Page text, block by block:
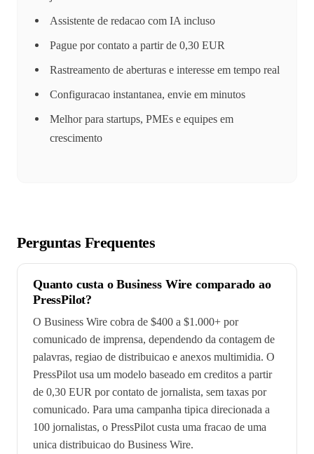
Assistente de redacao com IA incluso
Pague por contato a partir de 0,30 EUR
Rastreamento de aberturas e interesse em tempo real
Configuracao instantanea, envie em minutos
Melhor para startups, PMEs e equipes em
crescimento
Perguntas Frequentes
Quanto custa o Business Wire comparado ao
PressPilot?
O Business Wire cobra de $400 a $1.000+ por
comunicado de imprensa, dependendo da contagem de
palavras, regiao de distribuicao e anexos multimidia. O
PressPilot usa um modelo baseado em creditos a partir
de 0,30 EUR por contato de jornalista, sem taxas por
comunicado. Para uma campanha tipica direcionada a
100 jornalistas, o PressPilot custa uma fracao de uma
unica distribuicao do Business Wire.